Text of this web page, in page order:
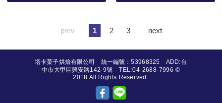
prev 1 2 3 next
塔卡菓子烘焙有限公司 統一編號：53968325 ADD:台
中市大甲區興安路142-9號 TEL:04-2688-7996 ©
2018 All Rights Reserved.